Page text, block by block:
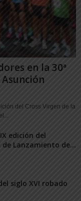
en la 30ª
del Cross Virgen de la
edición del
Lanzamiento de...
siglo XVI robado